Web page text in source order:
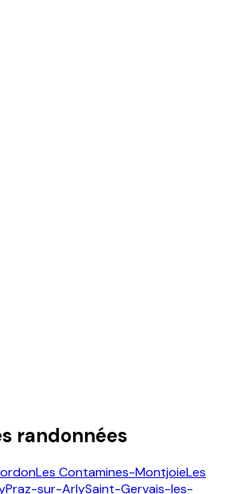
randonnées
Les Contamines-MontjoieLes
Praz-sur-ArlySaint-Gervais-les-